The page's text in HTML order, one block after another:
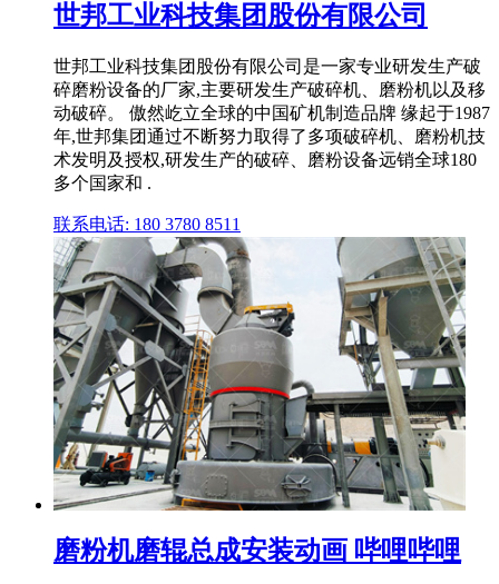
世邦工业科技集团股份有限公司
世邦工业科技集团股份有限公司是一家专业研发生产破
碎磨粉设备的厂家,主要研发生产破碎机、磨粉机以及移
动破碎。 傲然屹立全球的中国矿机制造品牌 缘起于1987
年,世邦集团通过不断努力取得了多项破碎机、磨粉机技
术发明及授权,研发生产的破碎、磨粉设备远销全球180
多个国家和 .
联系电话: 180 3780 8511
磨粉机磨辊总成安装动画 哔哩哔哩